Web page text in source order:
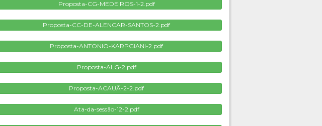
Proposta-CG-MEDEIROS-1-2.pdf
Proposta-CC-DE-ALENCAR-SANTOS-2.pdf
Proposta-ANTONIO-KARPGIANI-2.pdf
Proposta-ALG-2.pdf
Proposta-ACAUÃ-2-2.pdf
Ata-da-sessão-12-2.pdf